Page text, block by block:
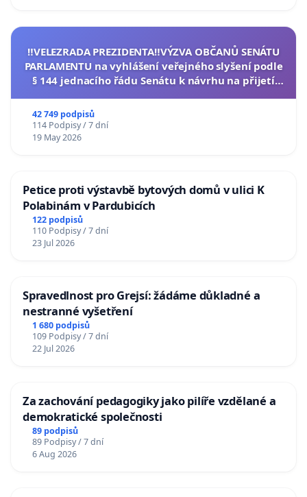
‼️VELEZRADA PREZIDENTA‼️VÝZVA OBČANŮ SENÁTU
PARLAMENTU na vyhlášení veřejného slyšení podle
§ 144 jednacího řádu Senátu k návrhu na přijetí
42 749 podpisů
114 Podpisy / 7 dní
19 May 2026
Petice proti výstavbě bytových domů v ulici K
Polabinám v Pardubicích
122 podpisů
110 Podpisy / 7 dní
23 Jul 2026
Spravedlnost pro Grejsí: žádáme důkladné a
nestranné vyšetření
1 680 podpisů
109 Podpisy / 7 dní
22 Jul 2026
Za zachování pedagogiky jako pilíře vzdělané a
demokratické společnosti
89 podpisů
89 Podpisy / 7 dní
6 Aug 2026